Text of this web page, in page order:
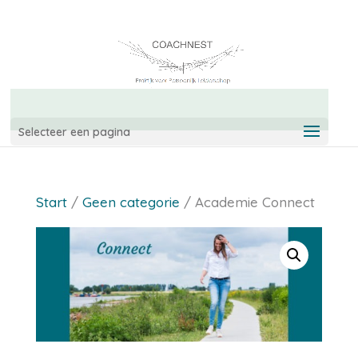
Selecteer een pagina
Start/ Geen categorie / Academie Connect